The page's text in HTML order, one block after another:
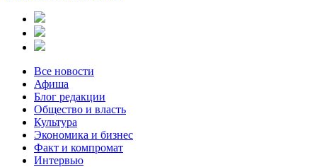
Все новости
Афиша
Блог редакции
Общество и власть
Культура
Экономика и бизнес
Факт и компромат
Интервью